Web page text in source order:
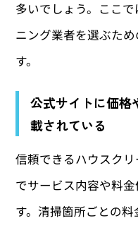
多いでしょう。ここ
ニング業者を選ぶた
す。
公式サイトに価格
載されている
信頼できるハウスク
でサービス内容や料
す。清掃箇所ごとの